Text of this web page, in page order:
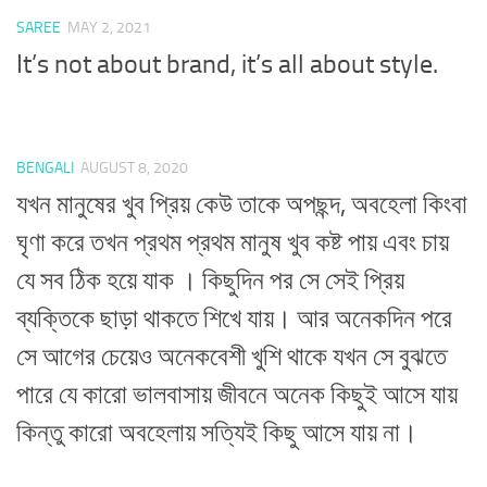
SAREE MAY 2, 2021
It’s not about brand, it’s all about style.
BENGALI AUGUST 8, 2020
যখন মানুষের খুব প্রিয় কেউ তাকে অপছন্দ, অবহেলা কিংবা
ঘৃণা করে তখন প্রথম প্রথম মানুষ খুব কষ্ট পায় এবং চায়
যে সব ঠিক হয়ে যাক । কিছুদিন পর সে সেই প্রিয়
ব্যক্তিকে ছাড়া থাকতে শিখে যায়। আর অনেকদিন পরে
সে আগের চেয়েও অনেকবেশী খুশি থাকে যখন সে বুঝতে
পারে যে কারো ভালবাসায় জীবনে অনেক কিছুই আসে যায়
কিন্তু কারো অবহেলায় সত্যিই কিছু আসে যায় না।